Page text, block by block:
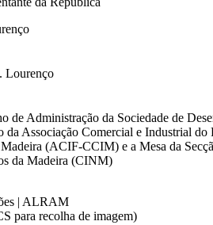
Lourenço
de Administração da Sociedade de
Associação Comercial e Industrial do
(ACIF-CCIM) e a Mesa da
da Madeira (CINM)
| ALRAM
para recolha de imagem)